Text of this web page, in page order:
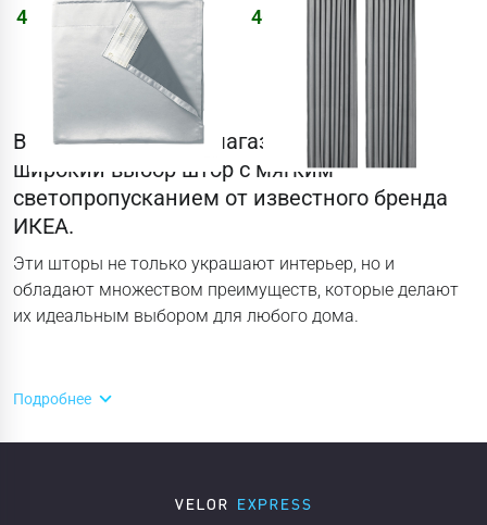
4634 ₽ 4634 5531
В нашем интернет-магазине вы найдете
широкий выбор штор с мягким
светопропусканием от известного бренда
ИКЕА.
Эти шторы не только украшают интерьер, но и
обладают множеством преимуществ, которые делают
их идеальным выбором для любого дома.
Подробнее